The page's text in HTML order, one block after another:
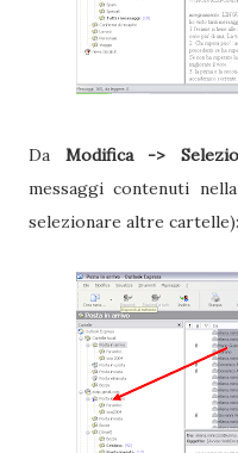
Da Modifica ->
messaggi contenuti
selezionare altre cartelle):